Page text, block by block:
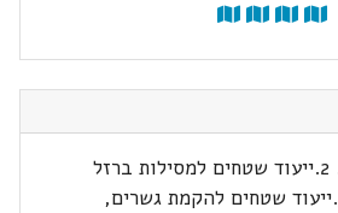
1.ייעוד שטחים לדרך. 2.ייעוד שטחים למסילות ברזל
ולמיתקנים נלווים. 3.ייעוד שטחים להקמת גשרים,